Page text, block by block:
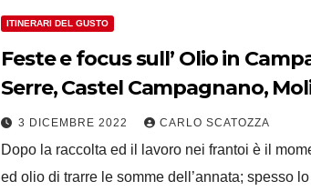
ITINERARI DEL GUSTO
Feste e focus sull’ Olio in
Serre, Castel Campagnano,
3 DICEMBRE 2022 CARLO SCATOZZA
Dopo la raccolta ed il lavoro nei frantoi è il
ed olio di trarre le somme dell’annata; spesso